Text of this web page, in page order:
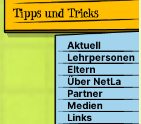
Comics
Rückblick 2. Datenschutz-
Meisterschaft
Rückblick 1. Datenschutz-
Meisterschaft
Apps & Facebook
Surfen
Suchen
Aktuell
Lehrpersonen
Eltern
Über NetLa
Partner
Medien
Links